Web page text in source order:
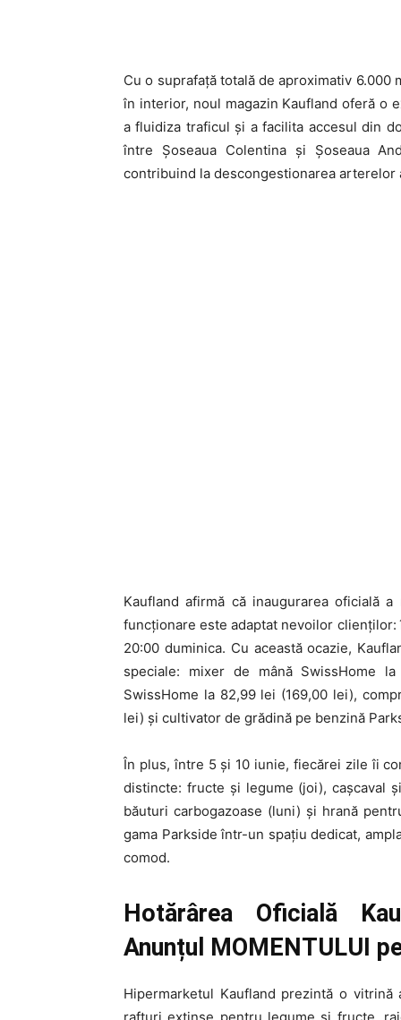
Cu o suprafață totală de aproximativ
în interior, noul magazin Kaufland oferă o
a fluidiza traficul și a facilita accesul din
între Șoseaua Colentina și Șoseaua
contribuind la descongestionarea arterelor
Kaufland afirmă că inaugurarea oficială
funcționare este adaptat nevoilor
20:00 duminica. Cu această ocazie,
speciale: mixer de mână SwissHome
SwissHome la 82,99 lei (169,00 lei),
lei) și cultivator de grădină pe benzină
În plus, între 5 și 10 iunie, fiecărei zile îi
distincte: fructe și legume (joi), cașcaval
băuturi carbogazoase (luni) și hrană
gama Parkside într-un spațiu dedicat,
comod.
Hotărârea Oficială
Anunțul MOMENTULUI
Hipermarketul Kaufland prezintă o
rafturi extinse pentru legume și fructe,